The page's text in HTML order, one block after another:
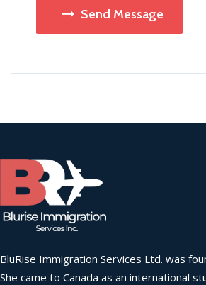
Send Message
BluRise Immigration Services Ltd. was
She came to Canada as an international